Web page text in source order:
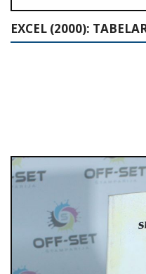
EXCEL (2000):